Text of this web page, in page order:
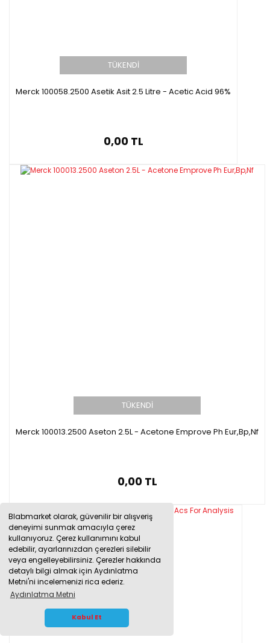
Blabmarket olarak, güvenilir bir alışveriş
deneyimi sunmak amacıyla çerez
kullanıyoruz. Çerez kullanımını kabul
edebilir, ayarlarınızdan çerezleri silebilir
veya engelleyebilirsiniz. Çerezler hakkında
detaylı bilgi almak için Aydınlatma
Metni'ni incelemenizi rica ederiz.
Aydınlatma Metni
Kabul Et
TÜKENDİ
Merck 100058.2500 Asetik Asit 2.5 Litre - Acetic Acid 96%
0,00 TL
TÜKENDİ
Merck 100013.2500 Aseton 2.5L - Acetone Emprove Ph Eur,Bp,Nf
0,00 TL
WHATSAPP İLETİŞİM